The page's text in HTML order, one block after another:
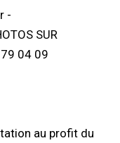
-
SUR
04 09
au profit du